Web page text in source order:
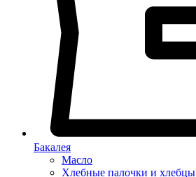
Бакалея
Масло
Хлебные палочки и хлебцы